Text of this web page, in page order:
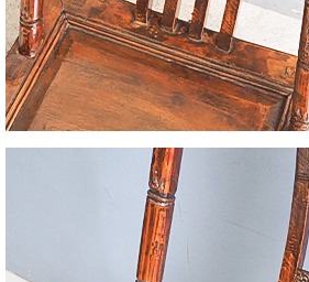
28 29 30
店舗休業日